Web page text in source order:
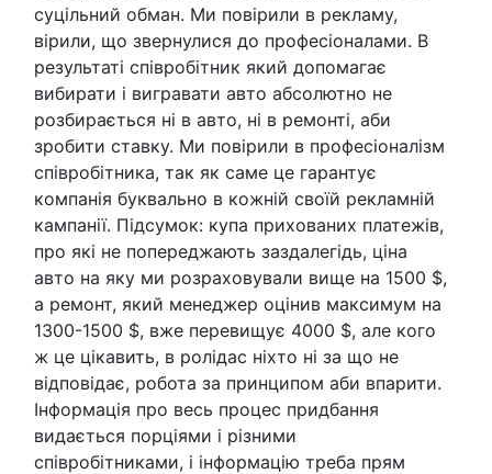
суцільний обман. Ми повірили в рекламу,
вірили, що звернулися до професіоналами. В
результаті співробітник який допомагає
вибирати і вигравати авто абсолютно не
розбирається ні в авто, ні в ремонті, аби
зробити ставку. Ми повірили в професіоналізм
співробітника, так як саме це гарантує
компанія буквально в кожній своїй рекламній
кампанії. Підсумок: купа прихованих платежів,
про які не попереджають заздалегідь, ціна
авто на яку ми розраховували вище на 1500 $,
а ремонт, який менеджер оцінив максимум на
1300-1500 $, вже перевищує 4000 $, але кого
ж це цікавить, в ролідас ніхто ні за що не
відповідає, робота за принципом аби впарити.
Інформація про весь процес придбання
видається порціями і різними
співробітниками, і інформацію треба прям